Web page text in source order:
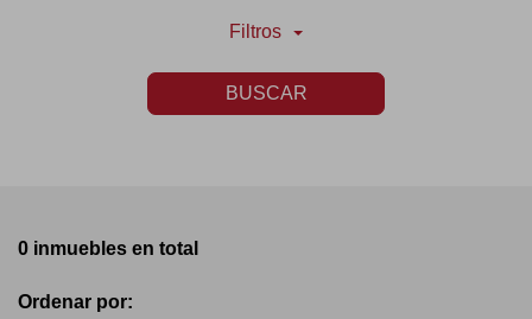
Filtros
BUSCAR
0 inmuebles en total
Ordenar por: